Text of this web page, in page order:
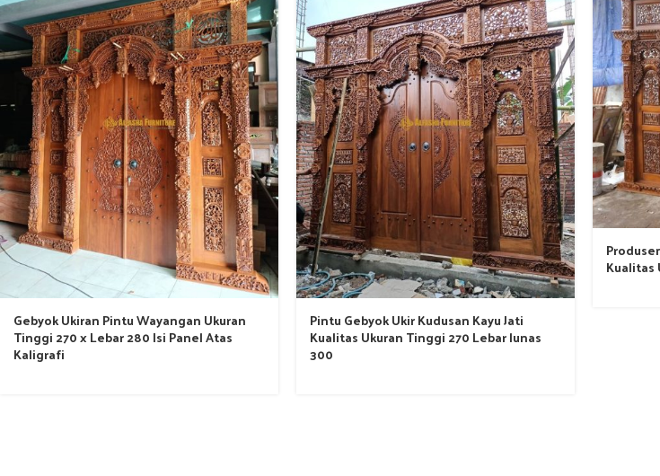
Gebyok Ukiran Pintu Wayangan Ukuran
Tinggi 270 x Lebar 280 Isi Panel Atas
Kaligrafi
Pintu Gebyok Ukir Kudusan Kayu Jati
Kualitas Ukuran Tinggi 270 Lebar lunas
300
Kualitas